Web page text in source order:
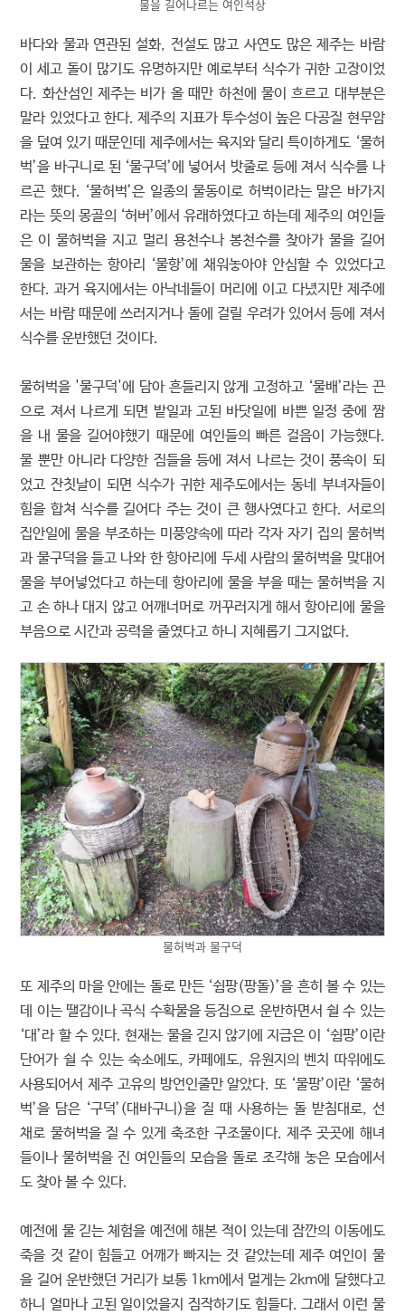
물을 길어나르는 여인석상
바다와 물과 연관된 설화, 전설도 많고 사연도 많은 제주는 바람
이 세고 돌이 많기도 유명하지만 예로부터 식수가 귀한 고장이었
다. 화산섬인 제주는 비가 올 때만 하천에 물이 흐르고 대부분은
말라 있었다고 한다. 제주의 지표가 투수성이 높은 다공질 현무암
을 덮여 있기 때문인데 제주에서는 육지와 달리 특이하게도 ‘물허
벅’을 바구니로 된 ‘물구덕’에 넣어서 밧줄로 등에 져서 식수를 나
르곤 했다. ‘물허벅’은 일종의 물동이로 허벅이라는 말은 바가지
라는 뜻의 몽골의 ‘허버’에서 유래하였다고 하는데 제주의 여인들
은 이 물허벅을 지고 멀리 용천수나 봉천수를 찾아가 물을 길어
물을 보관하는 항아리 ‘물항’에 채워놓아야 안심할 수 있었다고
한다. 과거 육지에서는 아낙네들이 머리에 이고 다녔지만 제주에
서는 바람 때문에 쓰러지거나 돌에 걸릴 우려가 있어서 등에 져서
식수를 운반했던 것이다.
물허벅을 '물구덕'에 담아 흔들리지 않게 고정하고 ‘물배’라는 끈
으로 져서 나르게 되면 밭일과 고된 바닷일에 바쁜 일정 중에 짬
을 내 물을 길어야했기 때문에 여인들의 빠른 걸음이 가능했다.
물 뿐만 아니라 다양한 짐들을 등에 져서 나르는 것이 풍속이 되
었고 잔칫날이 되면 식수가 귀한 제주도에서는 동네 부녀자들이
힘을 합쳐 식수를 길어다 주는 것이 큰 행사였다고 한다. 서로의
집안일에 물을 부조하는 미풍양속에 따라 각자 자기 집의 물허벅
과 물구덕을 들고 나와 한 항아리에 두세 사람의 물허벅을 맞대어
물을 부어넣었다고 하는데 항아리에 물을 부을 때는 물허벅을 지
고 손 하나 대지 않고 어깨너머로 꺼꾸러지게 해서 항아리에 물을
부음으로 시간과 공력을 줄였다고 하니 지혜롭기 그지없다.
물허벅과 물구덕
또 제주의 마을 안에는 돌로 만든 ‘쉼팡(팡돌)’을 흔히 볼 수 있는
데 이는 땔감이나 곡식 수확물을 등짐으로 운반하면서 쉴 수 있는
‘대’라 할 수 있다. 현재는 물을 긷지 않기에 지금은 이 ‘쉼팡’이란
단어가 쉴 수 있는 숙소에도, 카페에도, 유원지의 벤치 따위에도
사용되어서 제주 고유의 방언인줄만 알았다. 또 ‘물팡’이란 ‘물허
벅’을 담은 ‘구덕’(대바구니)을 질 때 사용하는 돌 받침대로, 선
채로 물허벅을 질 수 있게 축조한 구조물이다. 제주 곳곳에 해녀
들이나 물허벅을 진 여인들의 모습을 돌로 조각해 놓은 모습에서
도 찾아 볼 수 있다.
예전에 물 긷는 체험을 예전에 해본 적이 있는데 잠깐의 이동에도
죽을 것 같이 힘들고 어깨가 빠지는 것 같았는데 제주 여인이 물
을 길어 운반했던 거리가 보통 1km에서 멀게는 2km에 달했다고
하니 얼마나 고된 일이었을지 짐작하기도 힘들다. 그래서 이런 물